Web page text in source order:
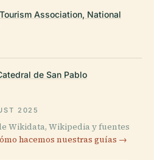
Association, National
de San Pablo
2025
Wikidata, Wikipedia y fuentes
hacemos nuestras guías →